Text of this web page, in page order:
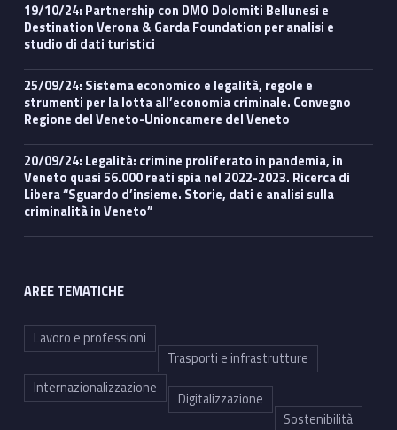
19/10/24: Partnership con DMO Dolomiti Bellunesi e
Destination Verona & Garda Foundation per analisi e
studio di dati turistici
25/09/24: Sistema economico e legalità, regole e
strumenti per la lotta all’economia criminale. Convegno
Regione del Veneto-Unioncamere del Veneto
20/09/24: Legalità: crimine proliferato in pandemia, in
Veneto quasi 56.000 reati spia nel 2022-2023. Ricerca di
Libera “Sguardo d’insieme. Storie, dati e analisi sulla
criminalità in Veneto”
AREE TEMATICHE
Lavoro e professioni
Trasporti e infrastrutture
Internazionalizzazione
Digitalizzazione
Sostenibilità